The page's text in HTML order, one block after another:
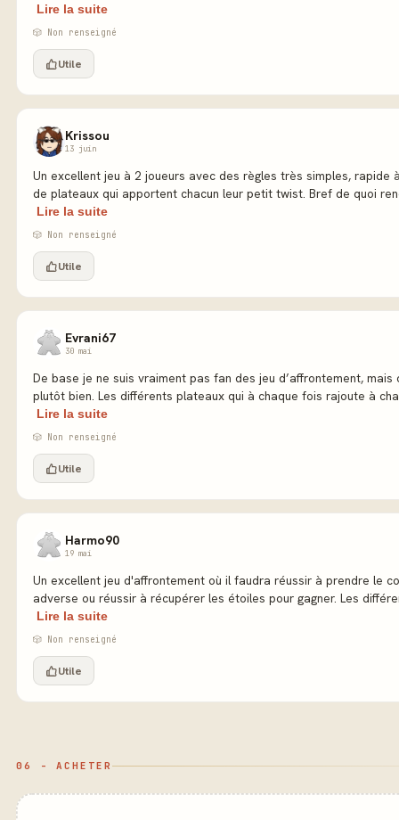
Lire la suite
🎲 Non renseigné
Utile
Krissou
13 juin
Un excellent jeu à 2 joueurs avec des règles très simples, rapide
de plateaux qui apportent chacun leur petit twist. Bref de quoi
Lire la suite
🎲 Non renseigné
Utile
Evrani67
30 mai
De base je ne suis vraiment pas fan des jeu d’affrontement, mais
plutôt bien. Les différents plateaux qui à chaque fois rajoute à
Lire la suite
🎲 Non renseigné
Utile
Harmo90
19 mai
Un excellent jeu d'affrontement où il faudra réussir à prendre le
adverse ou réussir à récupérer les étoiles pour gagner. Les
Lire la suite
🎲 Non renseigné
Utile
06 - ACHETER